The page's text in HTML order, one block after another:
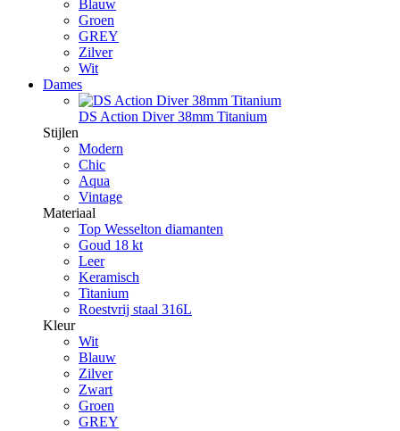
Blauw
Groen
GREY
Zilver
Wit
Dames
DS Action Diver 38mm Titanium
Stijlen
Modern
Chic
Aqua
Vintage
Materiaal
Top Wesselton diamanten
Goud 18 kt
Leer
Keramisch
Titanium
Roestvrij staal 316L
Kleur
Wit
Blauw
Zilver
Zwart
Groen
GREY